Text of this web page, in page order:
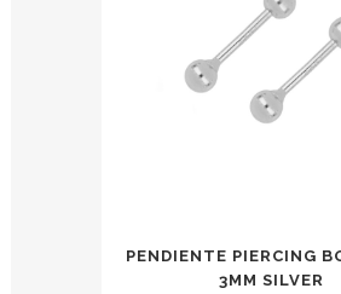
PENDIENTE PIERCING
3MM SILVER